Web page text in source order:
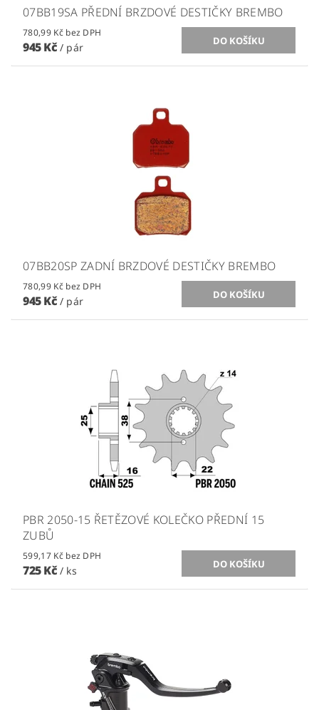
07BB19SA PŘEDNÍ BRZDOVÉ DESTIČKY BREMBO
780,99 Kč bez DPH
945 Kč / pár
07BB20SP ZADNÍ BRZDOVÉ DESTIČKY BREMBO
780,99 Kč bez DPH
945 Kč / pár
PBR 2050-15 ŘETĚZOVÉ KOLEČKO PŘEDNÍ 15
ZUBŮ
599,17 Kč bez DPH
725 Kč / ks